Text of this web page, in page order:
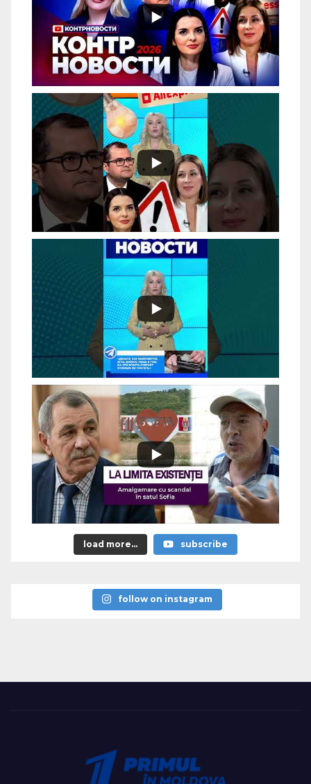
load more... subscribe
follow on instagram